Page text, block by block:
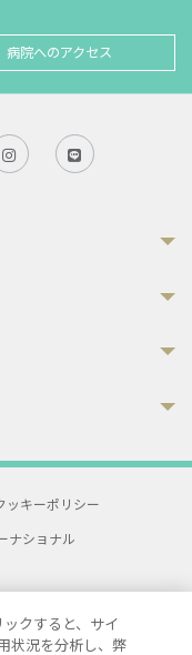
病院へのアクセス
ッキーポリシー
ナショナル
ックすると、サイ
状況を分析し、弊